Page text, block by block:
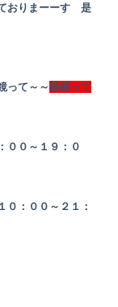
おりまーーす 是
って～～ 眼鏡って
０～１９：０
：００～２１：